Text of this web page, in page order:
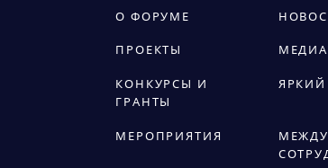
О ФОРУМЕ
ПРОЕКТЫ
КОНКУРСЫ И
ГРАНТЫ
МЕРОПРИЯТИЯ